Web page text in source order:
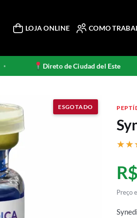
LOJA ONLINE COMO
Direto de Ciudad del Este
Preço